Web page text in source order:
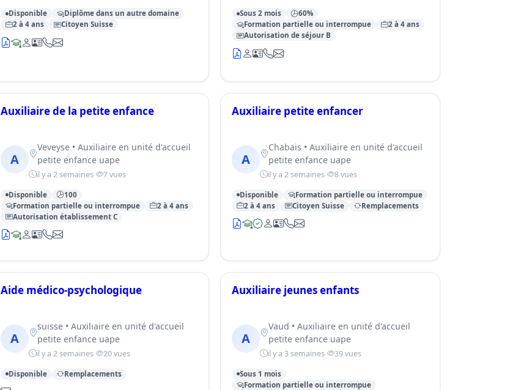
Disponible
Diplôme dans un autre domaine
2 à 4 ans
Citoyen Suisse
Sous 2 mois
60%
Formation partielle ou interrompue
2 à 4 ans
Autorisation de séjour B
Auxiliaire de la petite enfance
A
Veveyse • Auxiliaire en unité d'accueil
petite enfance uape
il y a 2 semaines 7 vues
Disponible
100
Formation partielle ou interrompue
2 à 4 ans
Autorisation établissement C
Auxiliaire petite enfancer
A
Chabais • Auxiliaire en unité d'accueil
petite enfance uape
il y a 2 semaines 8 vues
Disponible
Formation partielle ou interrompue
2 à 4 ans
Citoyen Suisse Remplacements
Aide médico-psychologique
A
suisse • Auxiliaire en unité d'accueil
petite enfance uape
il y a 2 semaines 20 vues
Disponible Remplacements
Auxiliaire jeunes enfants
A
Vaud • Auxiliaire en unité d'accueil
petite enfance uape
il y a 3 semaines 39 vues
Sous 1 mois
Formation partielle ou interrompue